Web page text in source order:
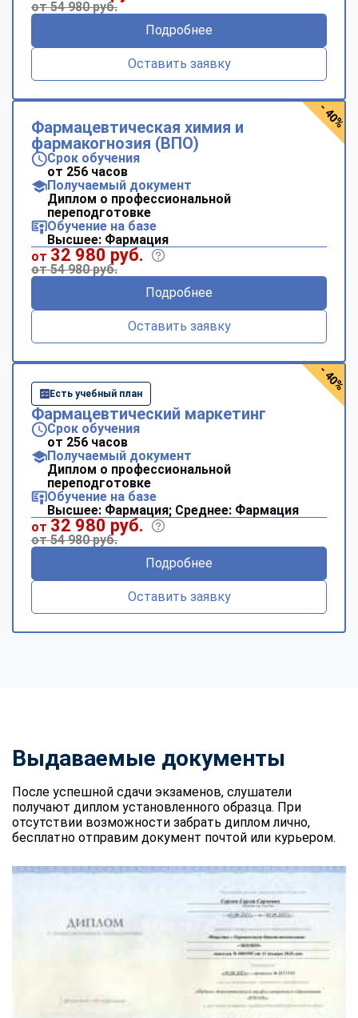
от 54 980 руб.
Подробнее
Оставить заявку
Фармацевтическая химия и
фармакогнозия (ВПО)
Срок обучения
от 256 часов
Получаемый документ
Диплом о профессиональной
переподготовке
Обучение на базе
Высшее: Фармация
от 32 980 руб.
от 54 980 руб.
Подробнее
Оставить заявку
- 40%
Есть учебный план
Фармацевтический маркетинг
Срок обучения
от 256 часов
Получаемый документ
Диплом о профессиональной
переподготовке
Обучение на базе
Высшее: Фармация; Среднее: Фармация
от 32 980 руб.
от 54 980 руб.
Подробнее
Оставить заявку
- 40%
Выдаваемые документы
После успешной сдачи экзаменов, слушатели
получают диплом установленного образца. При
отсутствии возможности забрать диплом лично,
бесплатно отправим документ почтой или курьером.